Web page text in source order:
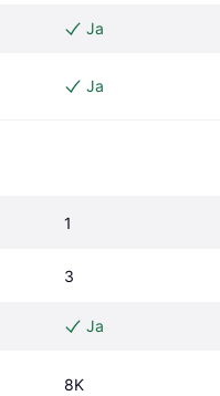
Ja
Ja
1
3
Ja
8K